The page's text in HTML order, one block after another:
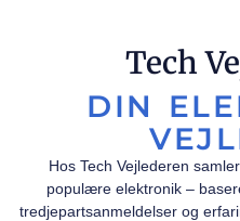
Tech
DIN
Hos Tech Vejlederen
populære elektronik –
tredjepartsanmeldelser og